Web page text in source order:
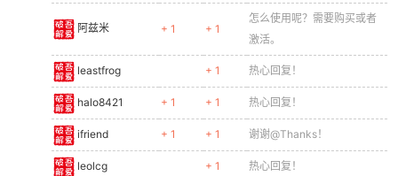
阿兹米 + 1 + 1
怎么使用呢？需要购买或者
激活。
leastfrog + 1 热心回复！
halo8421 + 1 + 1 热心回复！
ifriend + 1 + 1 谢谢@Thanks！
leolcg + 1 热心回复！